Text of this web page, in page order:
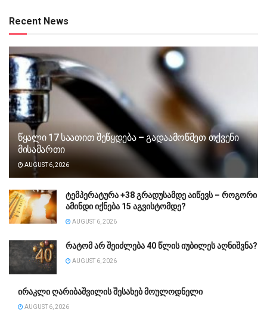
Recent News
წყალი 17 საათით შეწყდება – გადაამოწმეთ თქვენი
მისამართი
AUGUST 6, 2026
ტემპერატურა +38 გრადუსამდე აიწევს – როგორი
ამინდი იქნება 15 აგვისტომდე?
AUGUST 6, 2026
რატომ არ შეიძლება 40 წლის იუბილეს აღნიშვნა?
AUGUST 6, 2026
ირაკლი ღარიბაშვილის შესახებ მოულოდნელი
AUGUST 6, 2026